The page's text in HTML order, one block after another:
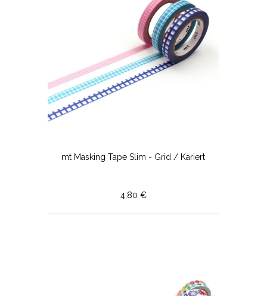
mt Masking Tape Slim - Grid / Kariert
4,80 €